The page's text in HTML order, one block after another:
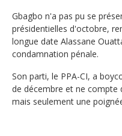
Gbagbo n'a pas pu se
présidentielles d'octobre,
longue date Alassane
condamnation pénale.
Son parti, le PPA-CI, a
de décembre et ne compte
mais seulement une